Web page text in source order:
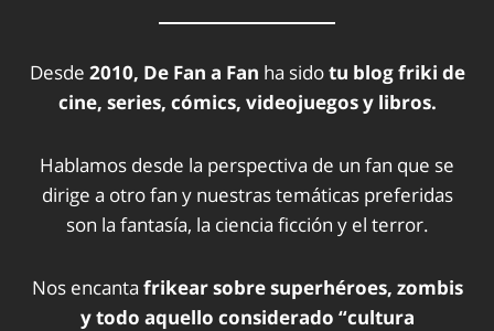
Desde 2010, De Fan a Fan ha sidotu blog friki de
cine, series, cómics, videojuegos y libros.
Hablamos desde la perspectiva de un fan que se
dirige a otro fan y nuestras temáticas preferidas
son la fantasía, la ciencia ficción y el terror.
Nos encanta frikear sobre superhéroes, zombis
y todo aquello considerado “cultura